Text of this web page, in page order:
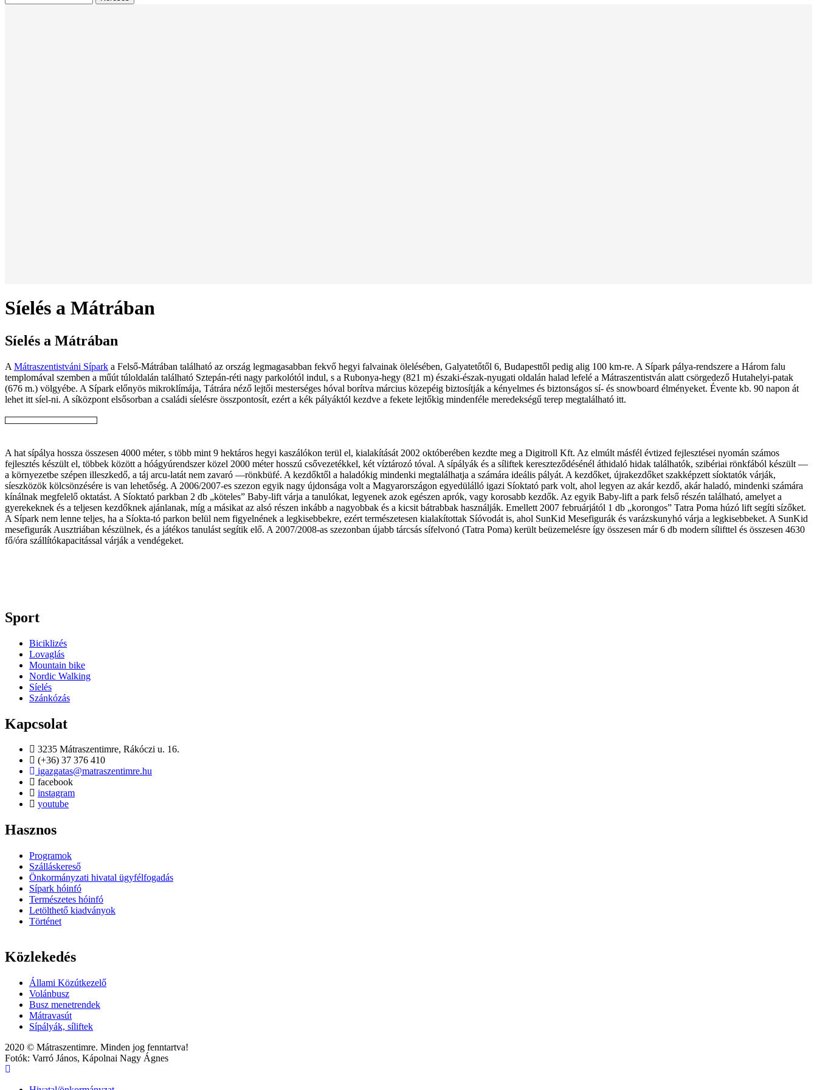
Síelés a Mátrában
Síelés a Mátrában
A Mátraszentistváni Sípark a Felső-Mátrában található az ország legmagasabban fekvő hegyi falvainak ölelésében, Galyatetőtől 6, Budapesttől pedig alig 100 km-re. A Sípark pálya-rendszere a Három falu
templomával szemben a műút túloldalán található Sztepán-réti nagy parkolótól indul, s a Rubonya-hegy (821 m) északi-észak-nyugati oldalán halad lefelé a Mátraszentistván alatt csörgedező Hutahelyi-patak
(676 m.) völgyébe. A Sípark előnyös mikroklímája, Tátrára néző lejtői mesterséges hóval borítva március közepéig biztosítják a kényelmes és biztonságos sí- és snowboard élményeket. Évente kb. 90 napon át
lehet itt síel-ni. A síközpont elsősorban a családi síelésre összpontosít, ezért a kék pályáktól kezdve a fekete lejtőkig mindenféle meredekségű terep megtalálható itt.
A hat sípálya hossza összesen 4000 méter, s több mint 9 hektáros hegyi kaszálókon terül el, kialakítását 2002 októberében kezdte meg a Digitroll Kft. Az elmúlt másfél évtized fejlesztései nyomán számos
fejlesztés készült el, többek között a hóágyúrendszer közel 2000 méter hosszú csővezetékkel, két víztározó tóval. A sípályák és a síliftek kereszteződésénél áthidaló hidak találhatók, szibériai rönkfából készült —
a környezetbe szépen illeszkedő, a táj arcu-latát nem zavaró —rönkbüfé. A kezdőktől a haladókig mindenki megtalálhatja a számára ideális pályát. A kezdőket, újrakezdőket szakképzett síoktatók várják,
síeszközök kölcsönzésére is van lehetőség. A 2006/2007-es szezon egyik nagy újdonsága volt a Magyarországon egyedülálló igazi Síoktató park volt, ahol legyen az akár kezdő, akár haladó, mindenki számára
kínálnak megfelelő oktatást. A Síoktató parkban 2 db „köteles” Baby-lift várja a tanulókat, legyenek azok egészen aprók, vagy korosabb kezdők. Az egyik Baby-lift a park felső részén található, amelyet a
gyerekeknek és a teljesen kezdőknek ajánlanak, míg a másikat az alsó részen inkább a nagyobbak és a kicsit bátrabbak használják. Emellett 2007 februárjától 1 db „korongos” Tatra Poma húzó lift segíti sízőket.
A Sípark nem lenne teljes, ha a Síokta-tó parkon belül nem figyelnének a legkisebbekre, ezért természetesen kialakítottak Síóvodát is, ahol SunKid Mesefigurák és varázskunyhó várja a legkisebbeket. A SunKid
mesefigurák Ausztriában készülnek, és a játékos tanulást segítik elő. A 2007/2008-as szezonban újabb tárcsás sífelvonó (Tatra Poma) került beüzemelésre így összesen már 6 db modern sílifttel és összesen 4630
fő/óra szállítókapacitással várják a vendégeket.
Sport
Biciklizés
Lovaglás
Mountain bike
Nordic Walking
Síelés
Szánkózás
Kapcsolat
3235 Mátraszentimre, Rákóczi u. 16.
(+36) 37 376 410
igazgatas@matraszentimre.hu
facebook
instagram
youtube
Hasznos
Programok
Szálláskereső
Önkormányzati hivatal ügyfélfogadás
Sípark hóinfó
Természetes hóinfó
Letölthető kiadványok
Történet
Közlekedés
Állami Közútkezelő
Volánbusz
Busz menetrendek
Mátravasút
Sípályák, síliftek
2020 © Mátraszentimre. Minden jog fenntartva!
Fotók: Varró János, Kápolnai Nagy Ágnes